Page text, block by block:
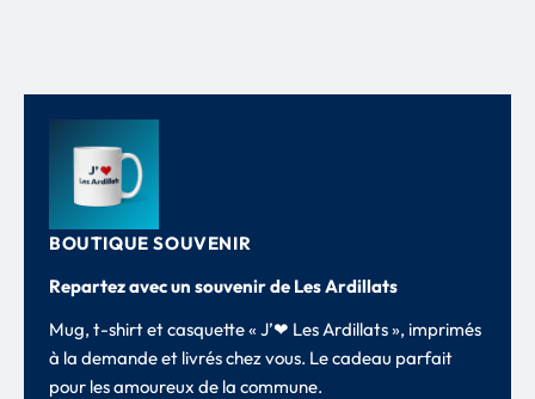
BOUTIQUE SOUVENIR
Repartez avec un souvenir de Les Ardillats
Mug, t-shirt et casquette « J’❤ Les Ardillats », imprimés
à la demande et livrés chez vous. Le cadeau parfait
pour les amoureux de la commune.